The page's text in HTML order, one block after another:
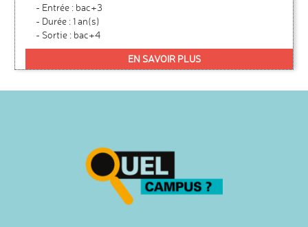
- Entrée : bac+3
- Durée : 1 an(s)
- Sortie : bac+4
EN SAVOIR PLUS